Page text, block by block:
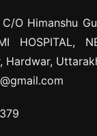
C/O Himanshu
HOSPITAL,
Hardwar,